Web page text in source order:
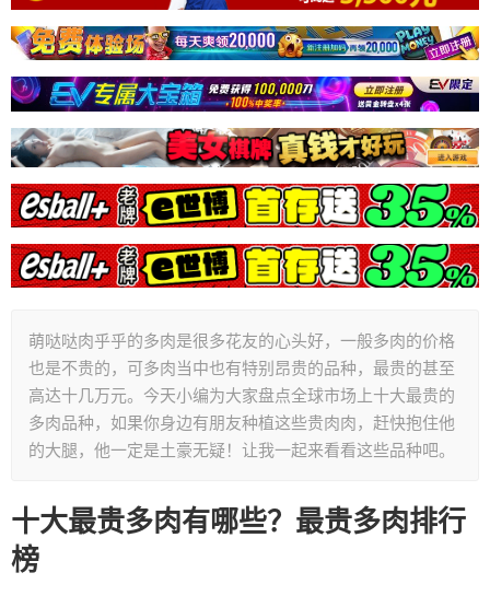
萌哒哒肉乎乎的多肉是很多花友的心头好，一般多肉的价格
也是不贵的，可多肉当中也有特别昂贵的品种，最贵的甚至
高达十几万元。今天小编为大家盘点全球市场上十大最贵的
多肉品种，如果你身边有朋友种植这些贵肉肉，赶快抱住他
的大腿，他一定是土豪无疑！让我一起来看看这些品种吧。
十大最贵多肉有哪些？最贵多肉排行
榜